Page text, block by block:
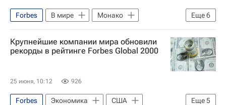
Еще6
Forbes В мире
Монако
Украина
Владимир Зеленский
Вооруженные силы Украины
Теракт в Монако
Крупнейшие компании мира обновили
рекорды в рейтинге Forbes Global 2000
25 июня, 10:12 926
Еще5
Forbes Экономика
США